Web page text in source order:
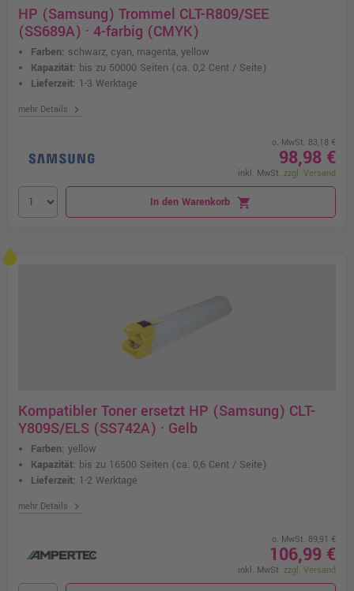
HP (Samsung) Trommel CLT-R809/SEE
(SS689A) · 4-farbig (CMYK)
Farben: schwarz, cyan, magenta, yellow
Kapazität: bis zu 50000 Seiten (ca. 0,2 Cent / Seite)
Lieferzeit: 1-3 Werktage
mehr Details chevron_right
o. MwSt. 83,18 €
98,98 €
inkl. MwSt. zzgl. Versand
In den Warenkorb shopping_cart
Kompatibler Toner ersetzt HP (Samsung) CLT-
Y809S/ELS (SS742A) · Gelb
Farben: yellow
Kapazität: bis zu 16500 Seiten (ca. 0,6 Cent / Seite)
Lieferzeit: 1-2 Werktage
mehr Details chevron_right
o. MwSt. 89,91 €
106,99 €
inkl. MwSt. zzgl. Versand